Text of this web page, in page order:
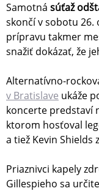
Samotná súťaž
skončí v sobotu
prípravu takmer
snažiť dokázať, že
Alternatívno-
v Bratislave ukáže
koncerte predstaví
ktorom hosťoval
a tiež Kevin Shields
Priaznivci kapely
Gillespieho sa